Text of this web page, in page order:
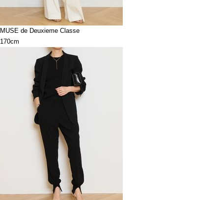
MUSE de Deuxieme Classe
170cm